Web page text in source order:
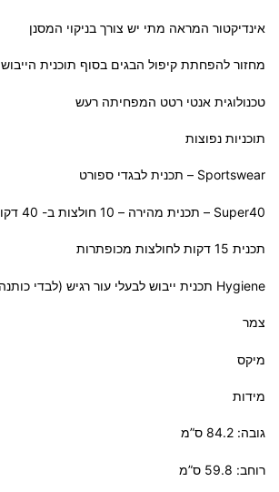
אינדיקטור המראה מתי יש צורך בניקוי המסנן
מחזור להפחתת קיפול הבגים בסוף תוכנית הייבוש
טכנולוגית אנטי רטט המפחיתה רעש
תוכניות נפוצות
Sportswear – תכנית לבגדי ספורט
Super40 – תכנית מהירה – 10 חולצות ב- 40 דקות
תכנית 15 דקות לחולצות מכופתרות
Hygiene תכנית ייבוש לבעלי עור רגיש (לבדי כותנה)
צמר
מיקס
מידות
גובה: 84.2 ס”מ
רוחב: 59.8 ס”מ